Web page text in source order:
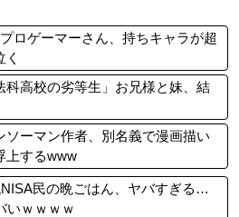
プロゲーマーさん、持ちキャラが超
科高校の劣等生」お兄様と妹、結
ソーマン作者、別名義で漫画描い
上するwww
NISA民の晩ごはん、ヤバすぎる…
いｗｗｗｗ